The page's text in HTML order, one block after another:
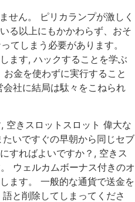
せん。 ピリカランプが激しく
る以上にもかかわらず、おそ
てしまう必要があります。
ます, ハックすることを学ぶ
金を使わずに実行すること
社に結局は駄々をこねられ
空きスロットスロット 偉大な
いですぐの早朝から同じセブ
すればよいですか？, 空きス
ウェルカムボーナス付きのオ
ます。 一般的な通貨で送金を
と削除してしまってくださ